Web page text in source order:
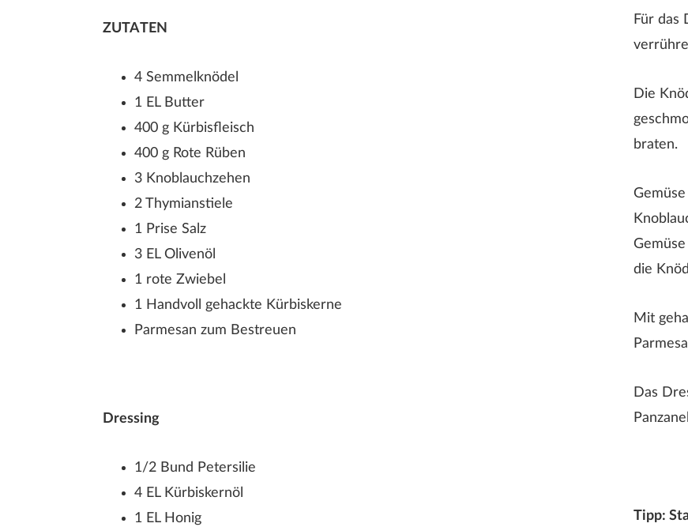
ZUTATEN
4 Semmelknödel
1 EL Butter
400 g Kürbisfleisch
400 g Rote Rüben
3 Knoblauchzehen
2 Thymianstiele
1 Prise Salz
3 EL Olivenöl
1 rote Zwiebel
1 Handvoll gehackte Kürbiskerne
Parmesan zum Bestreuen
Dressing
1/2 Bund Petersilie
4 EL Kürbiskernöl
1 EL Honig
Für das
Die
braten.
die
Mit
Das
Tipp: